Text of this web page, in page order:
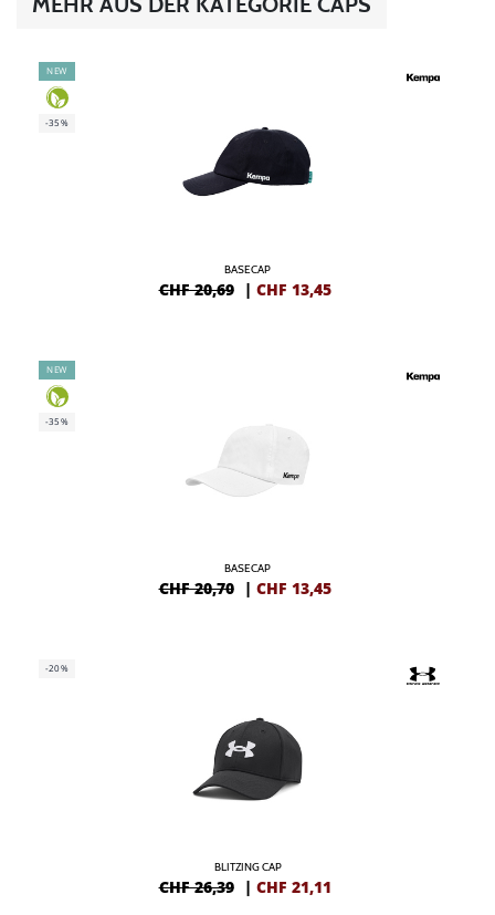
NEW
-35%
BASECAP
CHF 20,69 | CHF 13,45
NEW
-35%
BASECAP
CHF 20,70 | CHF 13,45
-20%
BLITZING CAP
CHF 26,39 | CHF 21,11